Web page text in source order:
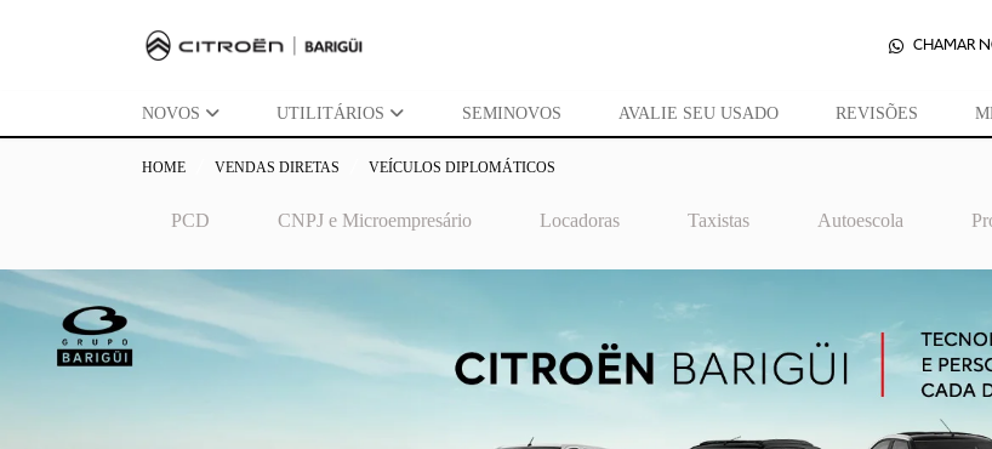
CHAMAR
NOVOS UTILITÁRIOS SEMINOVOS AVALIE SEU USADO REVISÕES
HOME VENDAS DIRETAS VEÍCULOS DIPLOMÁTICOS
PCD CNPJ e Microempresário Locadoras Taxistas Autoescola